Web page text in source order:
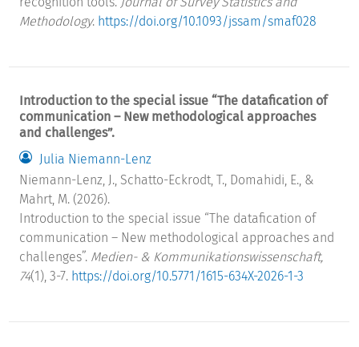
Methodology. https://doi.org/10.1093/jssam/smaf028
Introduction to the special issue “The datafication of
communication – New methodological approaches
and challenges”.
Julia Niemann-Lenz
Niemann-Lenz, J., Schatto-Eckrodt, T., Domahidi, E., &
Mahrt, M. (2026).
Introduction to the special issue “The datafication of
communication – New methodological approaches and
challenges”. Medien- & Kommunikationswissenschaft,
74(1), 3-7. https://doi.org/10.5771/1615-634X-2026-1-3